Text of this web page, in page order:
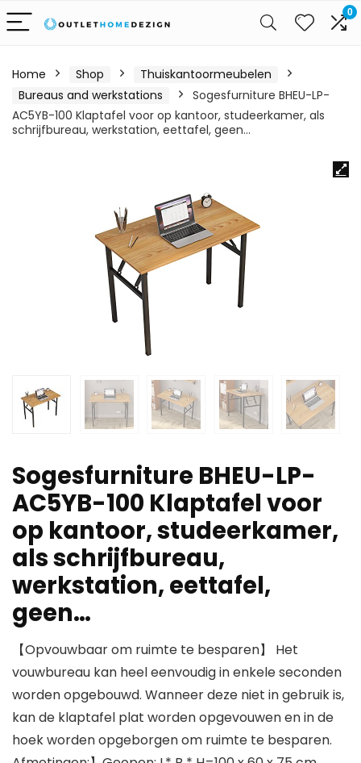
0
Home Shop
Thuiskantoormeubelen
Bureaus and werkstations
Sogesfurniture BHEU-LP-
AC5YB-100 Klaptafel voor op kantoor, studeerkamer, als
schrijfbureau, werkstation, eettafel, geen…
Sogesfurniture BHEU-LP-
AC5YB-100 Klaptafel voor
op kantoor, studeerkamer,
als schrijfbureau,
werkstation, eettafel,
geen…
【Opvouwbaar om ruimte te besparen】 Het
vouwbureau kan heel eenvoudig in enkele seconden
worden opgebouwd. Wanneer deze niet in gebruik is,
kan de klaptafel plat worden opgevouwen en in de
hoek worden opgeborgen om ruimte te besparen.